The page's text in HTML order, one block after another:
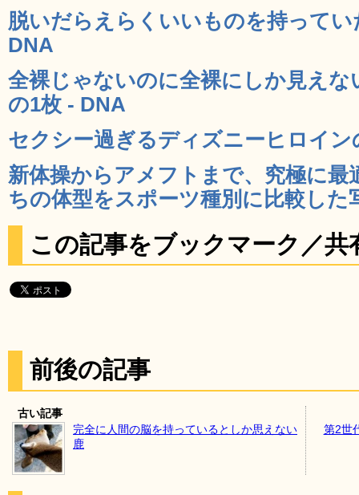
脱いだらえらくいいものを持って
DNA
全裸じゃないのに全裸にしか見えな
の1枚 - DNA
セクシー過ぎるディズニーヒロイ
新体操からアメフトまで、究極に
ちの体型をスポーツ種別に比較した
この記事をブックマーク／共
前後の記事
古い記事
完全に人間の脳を持っているとしか思えない
鹿
第2世